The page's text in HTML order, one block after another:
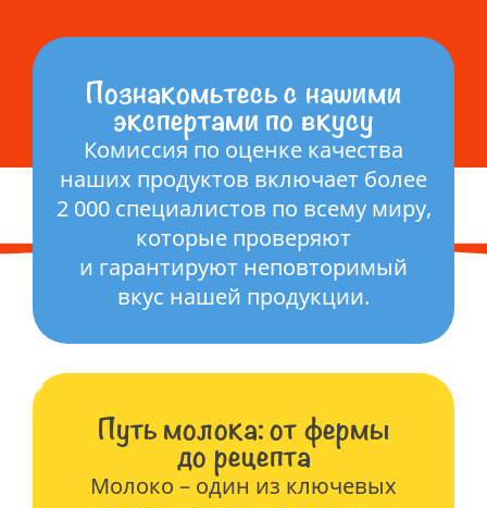
Познакомьтесь с нашими
экспертами по вкусу
Комиссия по оценке качества
наших продуктов включает более
2 000 специалистов по всему миру,
которые проверяют
и гарантируют неповторимый
вкус нашей продукции.
Путь молока: от фермы
до рецепта
Молоко – один из ключевых